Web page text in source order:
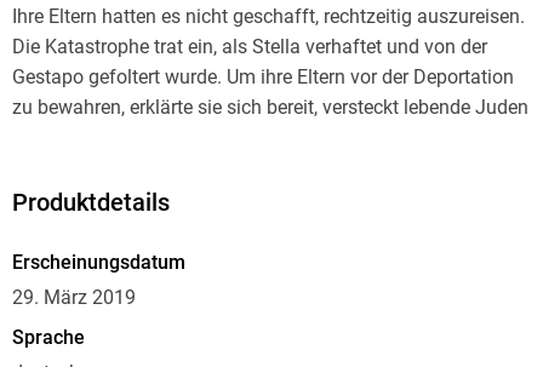
Ihre Eltern hatten es nicht geschafft, rechtzeitig auszureisen.
Die Katastrophe trat ein, als Stella verhaftet und von der
Gestapo gefoltert wurde. Um ihre Eltern vor der Deportation
zu bewahren, erklärte sie sich bereit, versteckt lebende Juden
mörderisch effizient.
ist mit Stella Goldschlag zur Schule gegangen, und war, wie
fast alle Jungen dort, in sie verliebt. Dass sie das »blonde
geschickt hatte, erfuhr er, als er 1946 als junger US-Soldat
Produktdetails
Erscheinungsdatum
29. März 2019
Sprache